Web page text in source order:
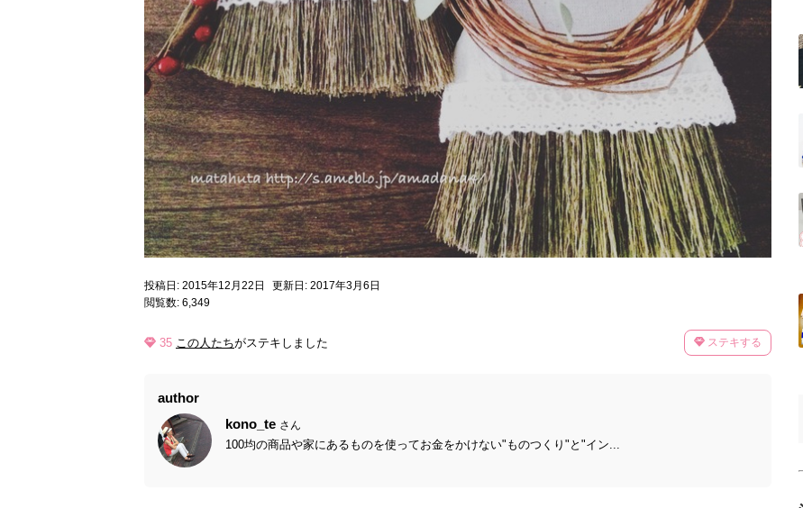
投稿日: 2015年12月22日
更新日: 2017年3月6日
閲覧数: 6,349
35 この人たちがステキしました ステキする
author
kono_te さん
100均の商品や家にあるものを使ってお金をかけない"ものつくり"と"イン...